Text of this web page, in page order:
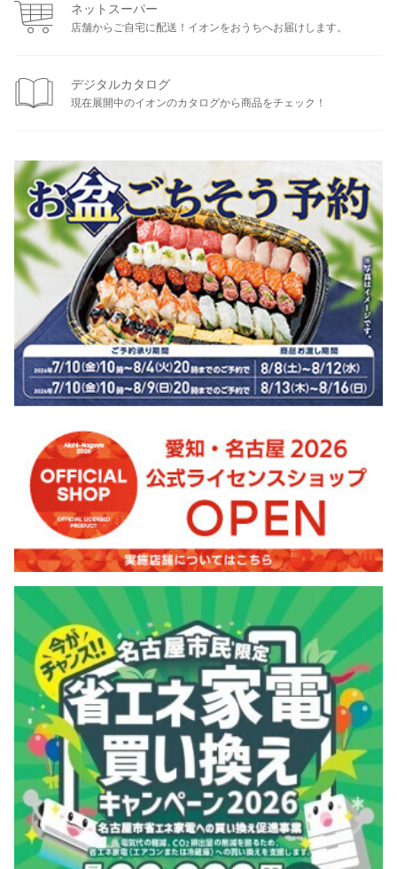
ネットスーパー
店舗からご自宅に配送！イオンをおうちへお届けします。
デジタルカタログ
現在展開中のイオンのカタログから商品をチェック！